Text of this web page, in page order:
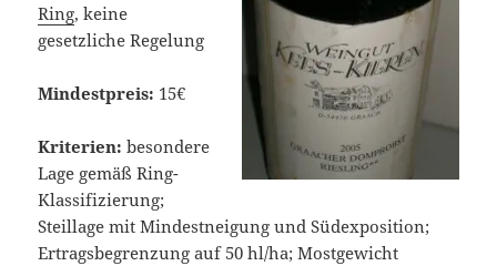
Ring, keine
gesetzliche Regelung
Mindestpreis: 15€
Kriterien: besondere
Lage gemäß Ring-
Klassifizierung;
Steillage mit Mindestneigung und Südexposition;
Ertragsbegrenzung auf 50 hl/ha; Mostgewicht